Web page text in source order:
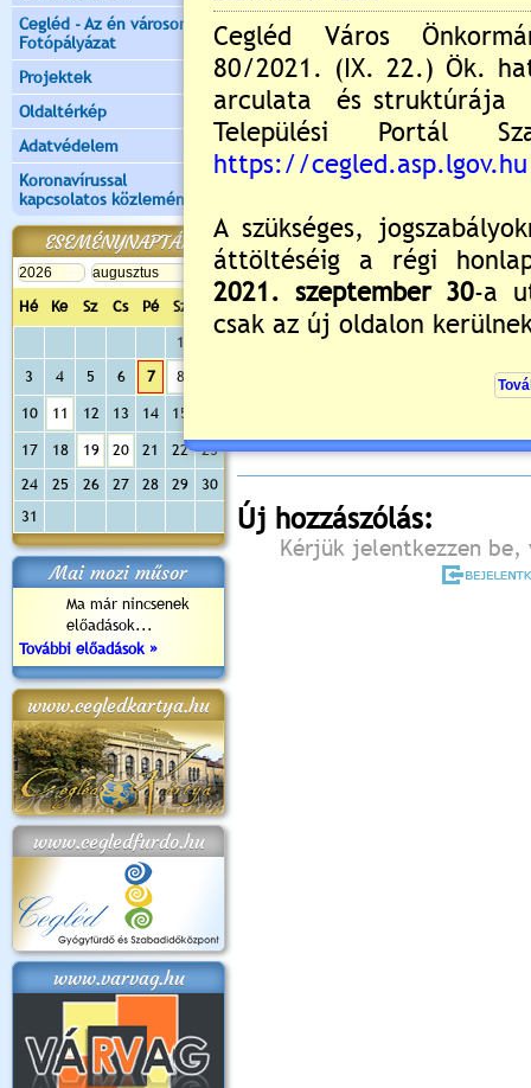
Cegléd - Az én városom -
Fotópályázat
Projektek
Oldaltérkép
Adatvédelem
Koronavírussal
kapcsolatos közlemények
ESEMÉNYNAPTÁR
Hé Ke Sz Cs Pé Sz
Va
1
3
4 5 6 7 8
10 11 12 13 14 15
17 18 19 20 21 22
23
24
25 26 27 28 29
30
31
Mai mozi műsor
Ma már nincsenek
előadások...
További előadások »
www.cegledkartya.hu
www.cegledfurdo.hu
www.varvag.hu
Még nincsenek hozzászólások
Új hozzászólás:
Kérjük jelentkezzen be,